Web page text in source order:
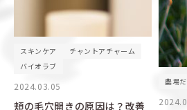
スキンケア
チャントアチャーム
バイオラブ
2024.03.05
頬の毛穴開きの原因は？改善
農場